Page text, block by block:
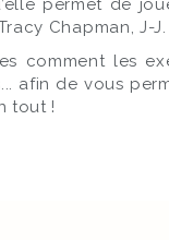
permet de
Chapman,
comment les
de vous
tout !